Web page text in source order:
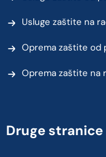
Usluge zaštite na
Oprema zaštite od
Oprema zaštite na
Druge stranice